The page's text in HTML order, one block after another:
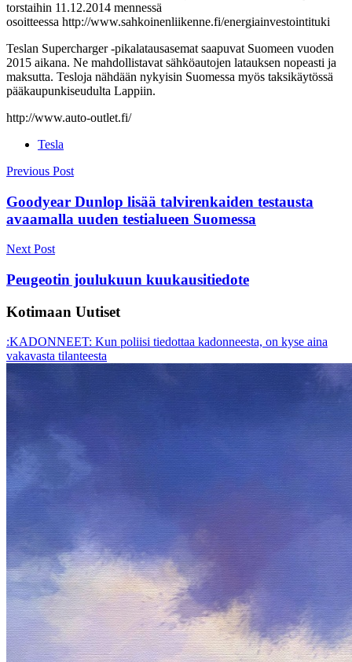
torstaihin 11.12.2014 mennessä
osoitteessa http://www.sahkoinenliikenne.fi/energiainvestointituki
Teslan Supercharger -pikalatausasemat saapuvat Suomeen vuoden
2015 aikana. Ne mahdollistavat sähköautojen latauksen nopeasti ja
maksutta. Tesloja nähdään nykyisin Suomessa myös taksikäytössä
pääkaupunkiseudulta Lappiin.
http://www.auto-outlet.fi/
Tesla
Post
navigation
Previous Post
Goodyear Dunlop lisää talvirenkaiden testausta
avaamalla uuden testialueen Suomessa
Next Post
Peugeotin joulukuun kuukausitiedote
Kotimaan Uutiset
:KADONNEET: Kun poliisi tiedottaa kadonneesta, on kyse aina
vakavasta tilanteesta